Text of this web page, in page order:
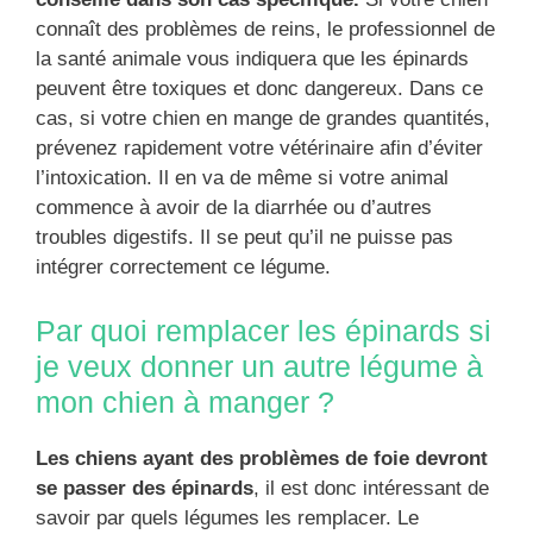
connaît des problèmes de reins, le professionnel de
la santé animale vous indiquera que les épinards
peuvent être toxiques et donc dangereux. Dans ce
cas, si votre chien en mange de grandes quantités,
prévenez rapidement votre vétérinaire afin d’éviter
l’intoxication. Il en va de même si votre animal
commence à avoir de la diarrhée ou d’autres
troubles digestifs. Il se peut qu’il ne puisse pas
intégrer correctement ce légume.
Par quoi remplacer les épinards si
je veux donner un autre légume à
mon chien à manger ?
Les chiens ayant des problèmes de foie devront
se passer des épinards, il est donc intéressant de
savoir par quels légumes les remplacer. Le